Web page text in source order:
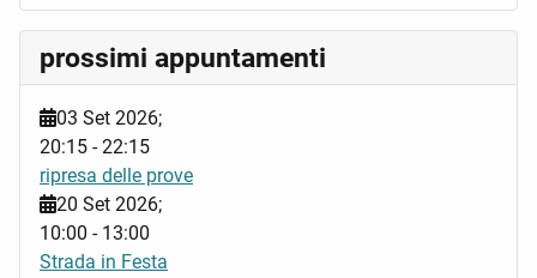
prossimi appuntamenti
03 Set 2026;
20:15 -22:15
ripresa delle prove
20 Set 2026;
10:00 - 13:00
Strada in Festa